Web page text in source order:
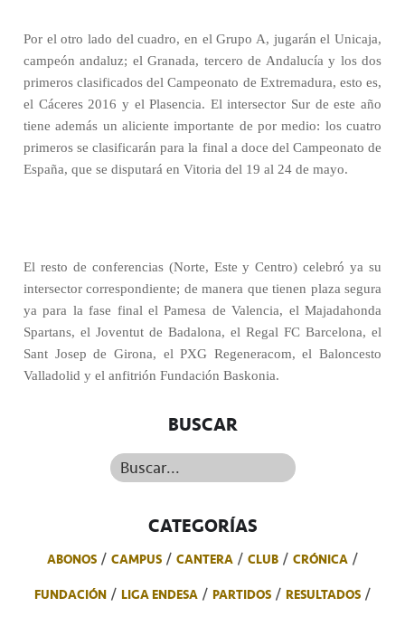
Por el otro lado del cuadro, en el Grupo A, jugarán el Unicaja,
campeón andaluz; el Granada, tercero de Andalucía y los dos
primeros clasificados del Campeonato de Extremadura, esto es,
el Cáceres 2016 y el Plasencia. El intersector Sur de este año
tiene además un aliciente importante de por medio: los cuatro
primeros se clasificarán para la final a doce del Campeonato de
España, que se disputará en Vitoria del 19 al 24 de mayo.
El resto de conferencias (Norte, Este y Centro) celebró ya su
intersector correspondiente; de manera que tienen plaza segura
ya para la fase final el Pamesa de Valencia, el Majadahonda
Spartans, el Joventut de Badalona, el Regal FC Barcelona, el
Sant Josep de Girona, el PXG Regeneracom, el Baloncesto
Valladolid y el anfitrión Fundación Baskonia.
BUSCAR
Buscar...
CATEGORÍAS
ABONOS CAMPUS CANTERA CLUB
CRÓNICA
FUNDACIÓN
LIGA ENDESA PARTIDOS RESULTADOS